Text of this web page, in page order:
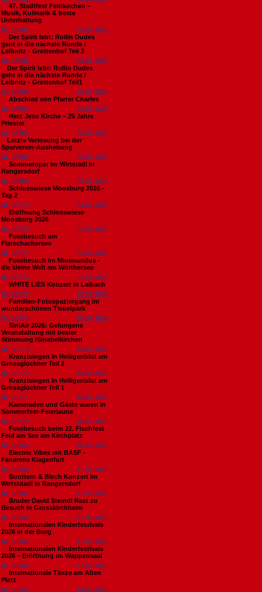
47. Stadtfest Feldkirchen –
Musik, Kulinarik & beste
Unterhaltung
Nr. 18787
26.07.2026
Der Spirit lebt: Rollin Dudes
geht in die nächste Runde /
Leibnitz - Grottenhof Teil 2
Nr. 18786
26.07.2026
​Der Spirit lebt: Rollin Dudes
geht in die nächste Runde /
Leibnitz - Grottenhof Teil1
Nr. 18785
26.07.2026
Abschied von Pfarrer Charles
Nr. 18784
26.07.2026
Herz Jesu Kirche – 25 Jahre
Priester
Nr. 18783
25.07.2026
​Letzte Verlosung bei der
Sparverein-Aushebung
Nr. 18782
25.07.2026
Sommeroper im Wirtstadl in
Rangersdorf
Nr. 18780
25.07.2026
Schlosswiese Moosburg 2026 -
Tag 2
Nr. 18779
24.07.2026
Eröffnung Schlosswiese
Moosburg 2026
Nr. 18778
23.07.2026
Fotobesuch am
Flatschachersee
Nr. 18777
23.07.2026
Fotobesuch im Minimundus -
die kleine Welt am Wörthersee
Nr. 18776
22.07.2026
WHITE LIES Konzert in Laibach
Nr. 18775
20.07.2026
Familien-Fotospaziergang im
wunderschönen Tiebelpark
Nr. 18774
20.07.2026
SiniAir 2026: Gelungene
Veranstaltung mit bester
Stimmung /Sinabelkirchen
Nr. 18773
19.07.2026
Kranzlsingen in Heiligenblut am
Grossglockner Teil 2
Nr. 18772
19.07.2026
Kranzlsingen in Heiligenblut am
Grossglockner Teil 1
Nr. 18771
19.07.2026
Kameraden und Gäste waren in
Sommerfest-Feierlaune
Nr. 18770
18.07.2026
Fotobesuch beim 22. Fischfest
Feld am See am Kirchplatz
Nr. 18769
18.07.2026
Electric Vibes mit BASF -
Fanarena Klagenfurt
Nr. 18768
17.07.2026
Strottern & Blech Konzert im
Wirtstdadl in Rangersdorf
Nr. 18767
17.07.2026
Bruder David Steindl Rast zu
Besuch in Grosskirchheim
Nr. 18766
17.07.2026
Internationalen Kinderfestivals
2026 in der Burg
Nr. 18765
17.07.2026
Internationalen Kinderfestivals
2026 – Eröffnung im Wappensaal
Nr. 18764
17.07.2026
Internationale Tänze am Alten
Platz
Nr. 18763
14.07.2026